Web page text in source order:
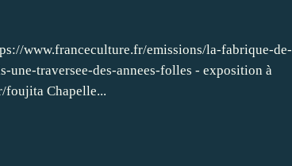
www.franceculture.fr/emissions/la-fabrique-de-
traversee-des-annees-folles - exposition à
foujita Chapelle...